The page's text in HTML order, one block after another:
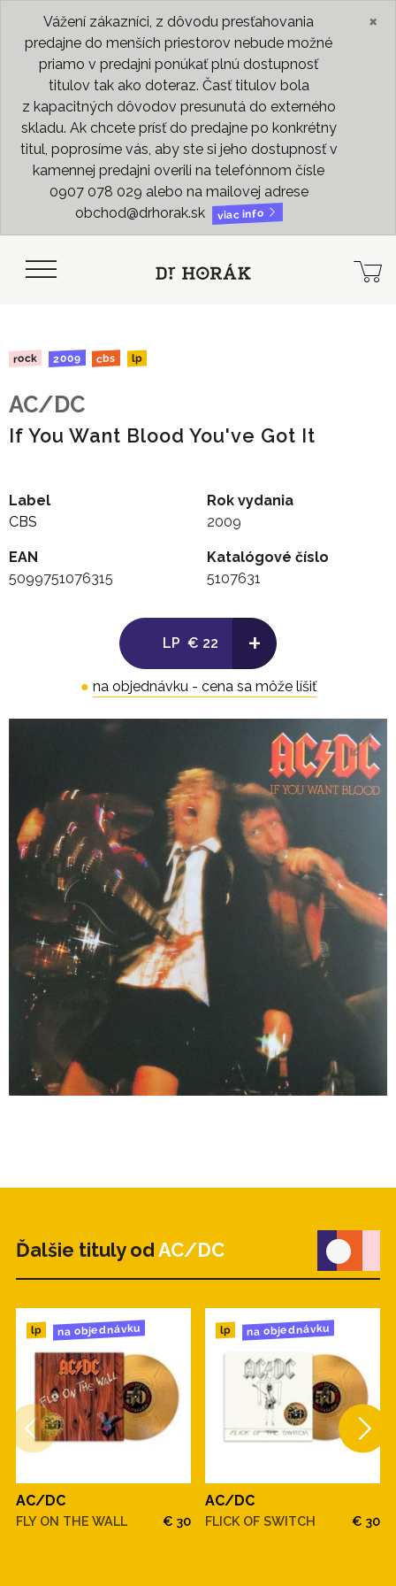
Vážení zákazníci, z dôvodu presťahovania
predajne do menších priestorov nebude možné
priamo v predajni ponúkať plnú dostupnosť
titulov tak ako doteraz. Časť titulov bola
z kapacitných dôvodov presunutá do externého
skladu. Ak chcete prísť do predajne po konkrétny
titul, poprosíme vás, aby ste si jeho dostupnosť v
kamennej predajni overili na telefónnom čísle
0907 078 029 alebo na mailovej adrese
obchod@drhorak.sk
viac info
×
rock 2009 cbs lp
AC/DC
If You Want Blood You've Got It
Label
CBS
Rok vydania
2009
EAN
5099751076315
Katalógové číslo
5107631
LP € 22 +
● na objednávku - cena sa môže líšiť
Ďalšie tituly od AC/DC
lp na objednávku
AC/DC
FLY ON THE WALL € 30
lp na objednávku
AC/DC
FLICK OF SWITCH € 30